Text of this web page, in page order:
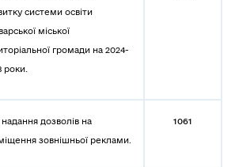
системи освіти
міської
громади на 2024-
роки.
дозволів на
зовнішньої реклами.
1061